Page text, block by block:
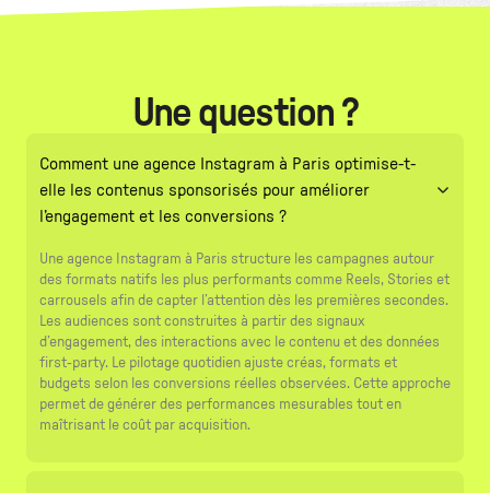
Une question ?
Comment une agence Instagram à Paris optimise-t-
elle les contenus sponsorisés pour améliorer
l’engagement et les conversions ?
Une agence Instagram à Paris structure les campagnes autour
des formats natifs les plus performants comme Reels, Stories et
carrousels afin de capter l’attention dès les premières secondes.
Les audiences sont construites à partir des signaux
d’engagement, des interactions avec le contenu et des données
first-party. Le pilotage quotidien ajuste créas, formats et
budgets selon les conversions réelles observées. Cette approche
permet de générer des performances mesurables tout en
maîtrisant le coût par acquisition.